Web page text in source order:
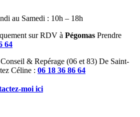
au Samedi : 10h – 18h
sur RDV à Pégomas Prendre
64
Conseil & Repérage (06 et 83) De Saint-
Céline : 06 18 36 86 64
moi ici